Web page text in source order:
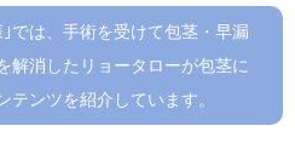
｣では、手術を受けて包茎・早漏
解消したリョータローが包茎に
テンツを紹介しています。